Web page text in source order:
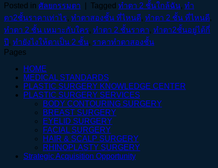
Posted in ศัลยกรรมตา Tagged ทําตา 2 ชั้นใกล้ฉัน, ทํา
ตา2ชั้นราคาเท่าไร, ทําตาสองชั้น ที่ไหนดี, ทำตา 2 ชั้น ที่ไหนดี,
ทำตา 2 ชั้น เหมาะกับใคร, ทำตา 2 ชั้นราคา, ทำตา2ชั้นอยู่ได้กี่
ปี, ทำยังไงให้ตาเป็น 2 ชั้น, ราคาทําตาสองชั้น
Pages
HOME
MEDICAL STANDARDS
PLASTIC SURGERY KNOWLEDGE CENTER
PLASTIC SURGERY SERVICES
BODY CONTOURING SURGERY
BREAST SURGERY
EYELID SURGERY
FACIAL SURGERY
HAIR & SCALP SURGERY
RHINOPLASTY SURGERY
Strategic Acquisition Opportunity